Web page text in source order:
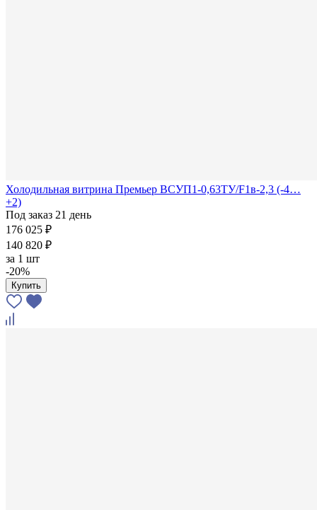
Холодильная витрина Премьер ВСУП1-0,63ТУ/F1в-2,3 (-4…
+2)
Под заказ 21 день
176 025 ₽
140 820 ₽
за 1 шт
-20%
Купить